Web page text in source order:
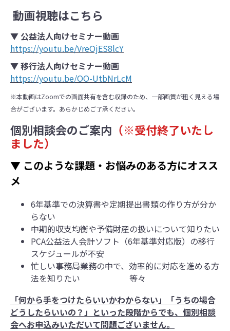
動画視聴はこちら
▼ 公益法人向けセミナー動画
https://youtu.be/VreOjES8lcY
▼ 移行法人向けセミナー動画
https://youtu.be/OO-UtbNrLcM
※本動画はZoomでの画面共有を含む収録のため、一部画質が粗く見える場
合がございます。あらかじめご了承ください。
個別相談会のご案内 （※受付終了いたし
ました）
▼ このような課題・お悩みのある方にオスス
メ
6年基準での決算書や定期提出書類の作り方が分か
らない
中期的収支均衡や予備財産の扱いについて知りたい
PCA公益法人会計ソフト（6年基準対応版）の移行
スケジュールが不安
忙しい事務局業務の中で、効率的に対応を進める方
法を知りたい 等々
「何から手をつけたらいいかわからない」「うちの場合
どうしたらいいの？」といった段階からでも、個別相談
会へお申込みいただいて問題ございません。